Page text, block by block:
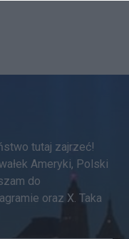
tutaj zajrzeć!
Ameryki, Polski
do
oraz X. Taka